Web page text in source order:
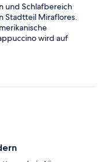
und Schlafbereich
Stadtteil Miraflores.
wird auf